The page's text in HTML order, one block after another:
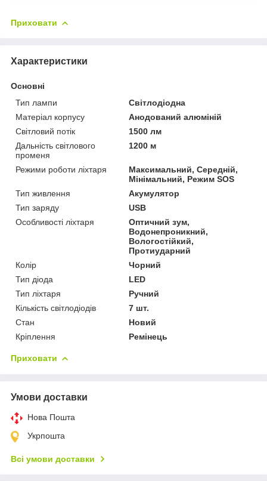
Приховати
Характеристики
Основні
Тип лампи
Світлодіодна
Матеріал корпусу
Анодований алюміній
Світловий потік
1500 лм
Дальність світлового
променя
1200 м
Режими роботи ліхтаря
Максимальний, Середній,
Мінімальний, Режим SOS
Тип живлення
Акумулятор
Тип заряду
USB
Особливості ліхтаря
Оптичний зум,
Водонепроникний,
Вологостійкий,
Протиударний
Колір
Чорний
Тип діода
LED
Тип ліхтаря
Ручний
Кількість світлодіодів
7 шт.
Стан
Новий
Кріплення
Ремінець
Приховати
Умови доставки
Нова Пошта
Укрпошта
Всі умови доставки